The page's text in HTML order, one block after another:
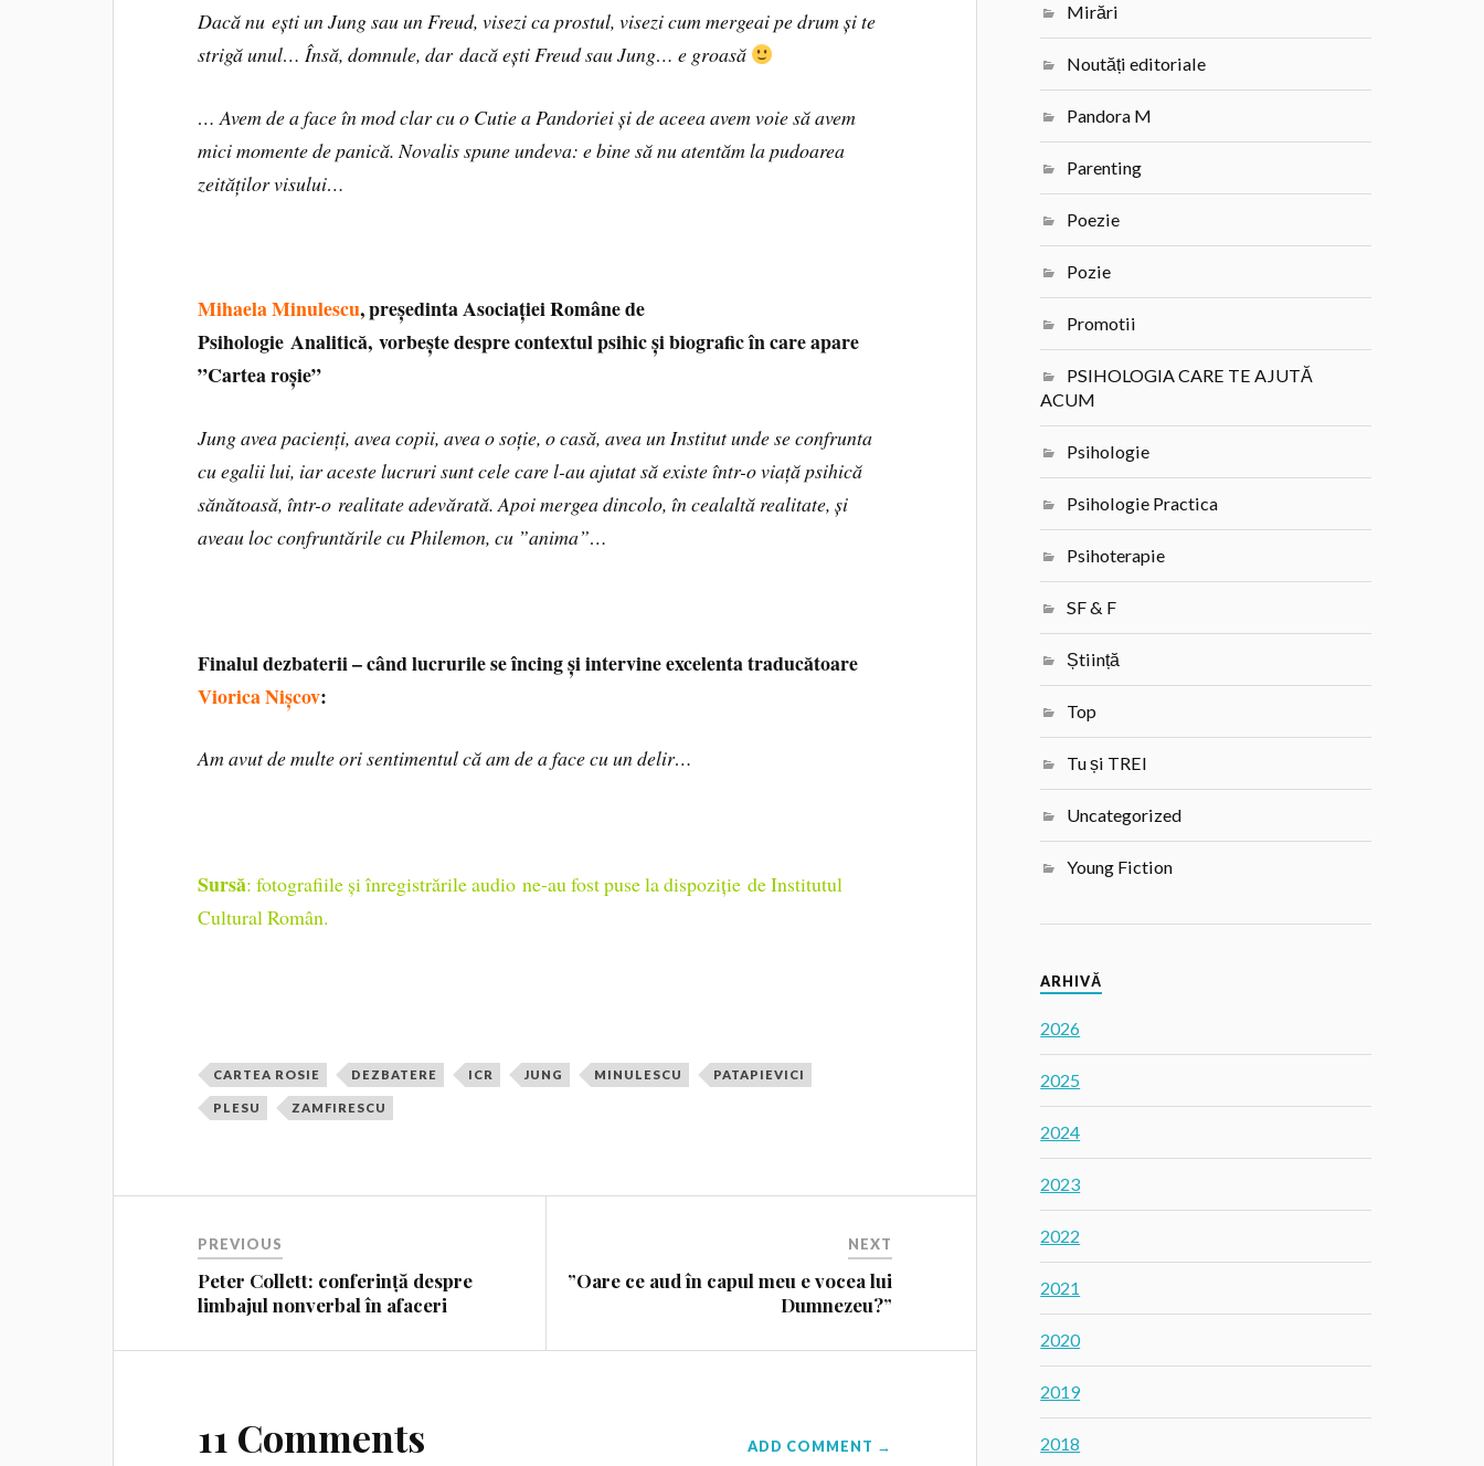
Dacă nu ești un Jung sau un Freud, visezi ca prostul, visezi cum mergeai pe drum și te
strigă unul… Însă, domnule, dar dacă ești Freud sau Jung… e groasă
… Avem de a face în mod clar cu o Cutie a Pandoriei și de aceea avem voie să avem
mici momente de panică. Novalis spune undeva: e bine să nu atentăm la pudoarea
zeităților visului…
Mihaela Minulescu, președinta Asociației Române de
Psihologie Analitică, vorbește despre contextul psihic și biografic în care apare
”Cartea roșie”
Jung avea pacienți, avea copii, avea o soție, o casă, avea un Institut unde se confrunta
cu egalii lui, iar aceste lucruri sunt cele care l-au ajutat să existe într-o viață psihică
sănătoasă, într-o realitate adevărată. Apoi mergea dincolo, în cealaltă realitate, și
aveau loc confruntările cu Philemon, cu ”anima”…
Finalul dezbaterii – când lucrurile se încing și intervine excelenta traducătoare
Viorica Nișcov:
Am avut de multe ori sentimentul că am de a face cu un delir…
Sursă: fotografiile și înregistrările audio ne-au fost puse la dispoziție de Institutul
Cultural Român.
CARTEA ROSIE DEZBATERE ICR JUNG MINULESCU PATAPIEVICI
PLESU ZAMFIRESCU
PREVIOUS
Peter Collett: conferință despre
limbajul nonverbal în afaceri
NEXT
”Oare ce aud în capul meu e vocea lui
Dumnezeu?”
11 Comments ADD COMMENT →
Mirări
Noutăți editoriale
Pandora M
Parenting
Poezie
Pozie
Promotii
PSIHOLOGIA CARE TE AJUTĂ
ACUM
Psihologie
Psihologie Practica
Psihoterapie
SF & F
Știință
Top
Tu și TREI
Uncategorized
Young Fiction
ARHIVĂ
2026
2025
2024
2023
2022
2021
2020
2019
2018